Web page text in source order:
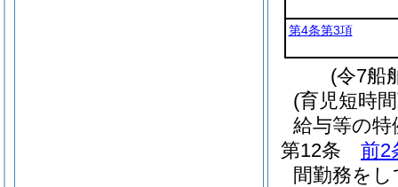
第4条第3項
(令7船
(育児短時
給与等の特
第12条
前2
間勤務を